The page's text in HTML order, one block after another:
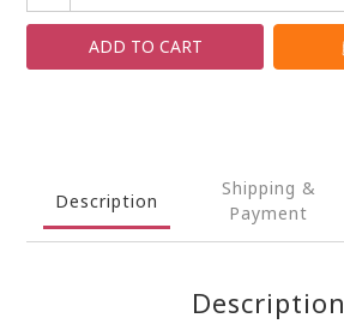
ADD TO CART
Description
Shipping &
Payment
Description